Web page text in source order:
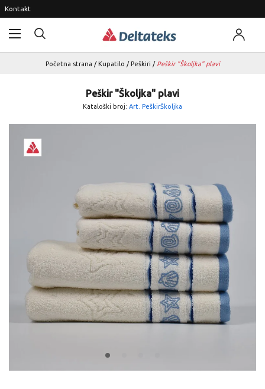
Kontakt
Početna strana / Kupatilo / Peškiri / Peškir "Školjka" plavi
Peškir "Školjka" plavi
Kataloški broj: Art. PeškirŠkoljka